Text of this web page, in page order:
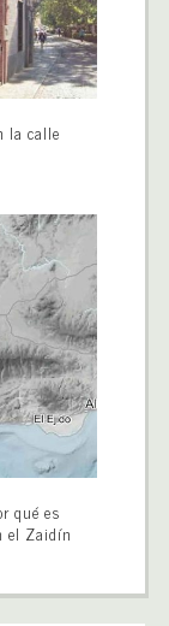
la calle
qué es
el Zaidín